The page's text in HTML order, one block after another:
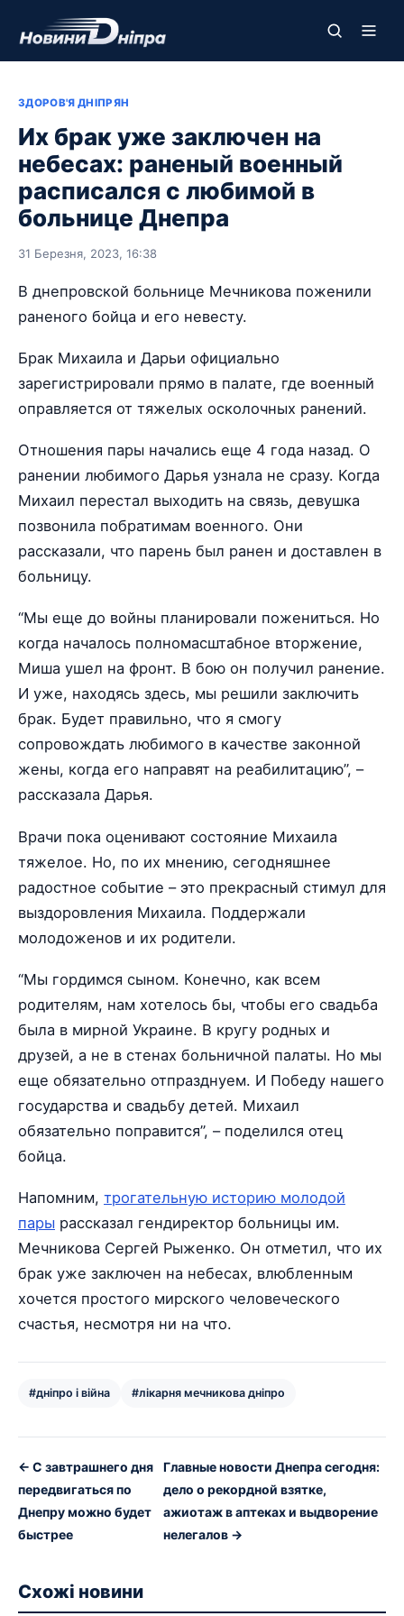
ЗДОРОВ'Я ДНІПРЯН
Их брак уже заключен на
небесах: раненый военный
расписался с любимой в
больнице Днепра
31 Березня, 2023, 16:38
В днепровской больнице Мечникова поженили
раненого бойца и его невесту.
Брак Михаила и Дарьи официально
зарегистрировали прямо в палате, где военный
оправляется от тяжелых осколочных ранений.
Отношения пары начались еще 4 года назад. О
ранении любимого Дарья узнала не сразу. Когда
Михаил перестал выходить на связь, девушка
позвонила побратимам военного. Они
рассказали, что парень был ранен и доставлен в
больницу.
“Мы еще до войны планировали пожениться. Но
когда началось полномасштабное вторжение,
Миша ушел на фронт. В бою он получил ранение.
И уже, находясь здесь, мы решили заключить
брак. Будет правильно, что я смогу
сопровождать любимого в качестве законной
жены, когда его направят на реабилитацию”, –
рассказала Дарья.
Врачи пока оценивают состояние Михаила
тяжелое. Но, по их мнению, сегодняшнее
радостное событие – это прекрасный стимул для
выздоровления Михаила. Поддержали
молодоженов и их родители.
“Мы гордимся сыном. Конечно, как всем
родителям, нам хотелось бы, чтобы его свадьба
была в мирной Украине. В кругу родных и
друзей, а не в стенах больничной палаты. Но мы
еще обязательно отпразднуем. И Победу нашего
государства и свадьбу детей. Михаил
обязательно поправится”, – поделился отец
бойца.
Напомним, трогательную историю молодой
пары рассказал гендиректор больницы им.
Мечникова Сергей Рыженко. Он отметил, что их
брак уже заключен на небесах, влюбленным
хочется простого мирского человеческого
счастья, несмотря ни на что.
#дніпро і війна #лікарня мечникова дніпро
← С завтрашнего дня
передвигаться по
Днепру можно будет
быстрее
Главные новости Днепра сегодня:
дело о рекордной взятке,
ажиотаж в аптеках и выдворение
нелегалов →
Схожі новини